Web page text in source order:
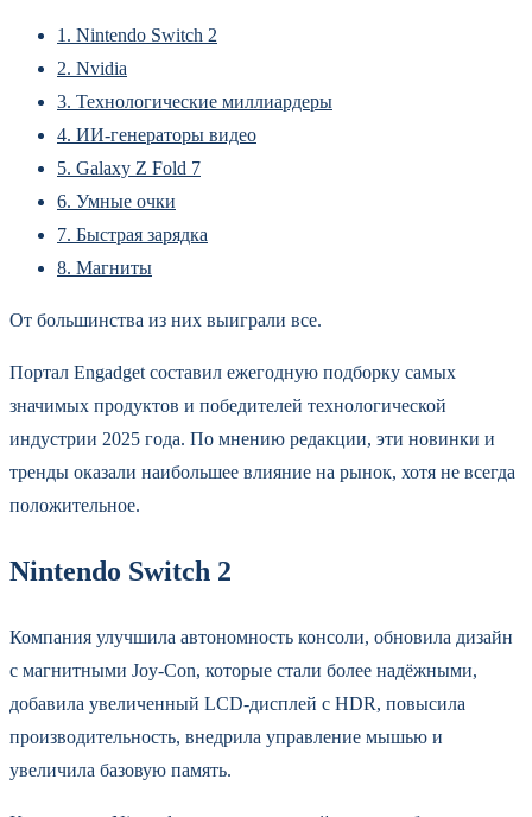
1. Nintendo Switch 2
2. Nvidia
3. Технологические миллиардеры
4. ИИ-генераторы видео
5. Galaxy Z Fold 7
6. Умные очки
7. Быстрая зарядка
8. Магниты
От большинства из них выиграли все.
Портал Engadget составил ежегодную подборку самых
значимых продуктов и победителей технологической
индустрии 2025 года. По мнению редакции, эти новинки и
тренды оказали наибольшее влияние на рынок, хотя не всегда
положительное.
Nintendo Switch 2
Компания улучшила автономность консоли, обновила дизайн
с магнитными Joy-Con, которые стали более надёжными,
добавила увеличенный LCD-дисплей с HDR, повысила
производительность, внедрила управление мышью и
увеличила базовую память.